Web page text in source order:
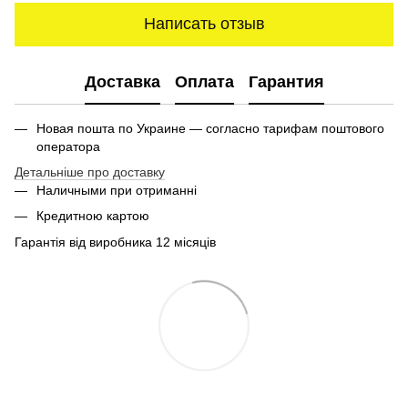
Написать отзыв
Доставка Оплата Гарантия
Новая пошта по Украине — согласно тарифам поштового
оператора
Детальніше про доставку
Наличными при отриманні
Кредитною картою
Гарантія від виробника 12 місяців